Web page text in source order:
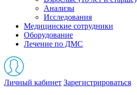
Анализы
Исследования
Медицинские сотрудники
Оборудование
Лечение по ДМС
Личный кабинет Зарегистрироваться